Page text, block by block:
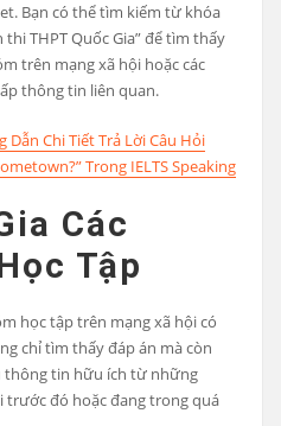
Bạn có thể tìm kiếm từ khóa
thi THPT Quốc Gia” để tìm thấy
trên mạng xã hội hoặc các
thông tin liên quan.
Dẫn Chi Tiết Trả Lời Câu Hỏi
Trong IELTS Speaking
Các
Tập
học tập trên mạng xã hội có
chỉ tìm thấy đáp án mà còn
thông tin hữu ích từ những
trước đó hoặc đang trong quá